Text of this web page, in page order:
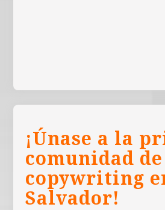
¡Únase a la
comunidad de
copywriting
Salvador!